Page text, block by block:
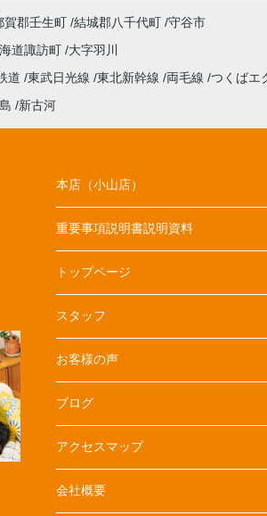
賀郡壬生町 結城郡八千代町 守谷市
道諏訪町 大字羽川
道 東武日光線 東北新幹線 両毛線 つくばエ
新古河
本店（小山店）
重要事項説明書説明資料
トップページ
スタッフ
お客様の声
ブログ
アクセスマップ
会社概要